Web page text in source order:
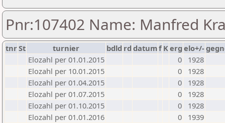
Pnr:107402 Name: Manfred
tnrSt turnier bdld rd datumf Kerg elo+/-
Elozahl per 01.01.2015
0
1928
Elozahl per 10.01.2015
0
1928
Elozahl per 01.04.2015
0
1928
Elozahl per 01.07.2015
0
1928
Elozahl per 01.10.2015
0
1928
Elozahl per 01.01.2016
0
1939